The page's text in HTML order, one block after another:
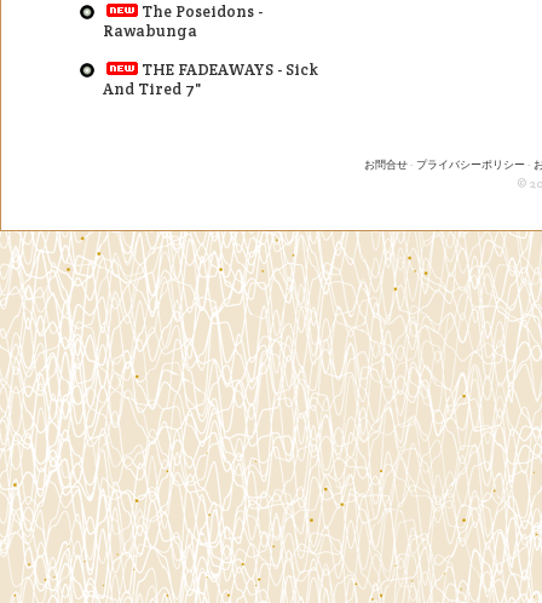
The Poseidons -
Rawabunga
THE FADEAWAYS - Sick
And Tired 7"
お問合せ- プライバシーポリシー-
©